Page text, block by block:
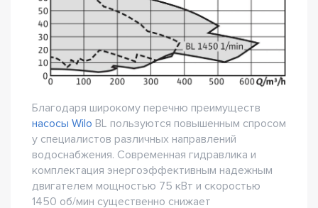
Благодаря широкому перечню преимуществ
насосы Wilo BL пользуются повышенным спросом
у специалистов различных направлений
водоснабжения. Современная гидравлика и
комплектация энергоэффективным надежным
двигателем мощностью 75 кВт и скоростью
1450 об/мин существенно снижает